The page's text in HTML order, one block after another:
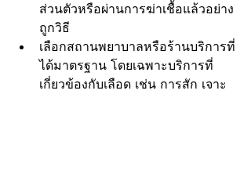
ส่วนตัวหรือผ่านการฆ่าเชื้อแล้วอย่าง
ถูกวิธี
เลือกสถานพยาบาลหรือร้านบริการที่
ได้มาตรฐาน โดยเฉพาะบริการที่
เกี่ยวข้องกับเลือด เช่น การสัก เจาะ